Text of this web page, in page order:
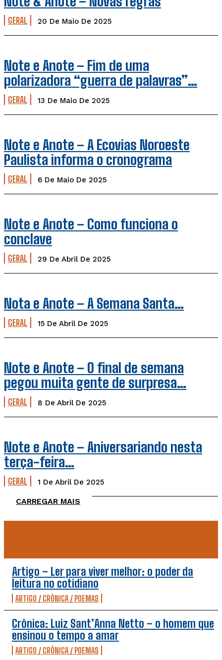
GERAL 20 De Maio De 2025
Note e Anote – Fim de uma
polarizadora “guerra de palavras”…
GERAL 13 De Maio De 2025
Note e Anote – A Ecovias Noroeste
Paulista informa o cronograma
GERAL 6 De Maio De 2025
Note e Anote – Como funciona o
conclave
GERAL 29 De Abril De 2025
Nota e Anote – A Semana Santa…
GERAL 15 De Abril De 2025
Note e Anote – O final de semana
pegou muita gente de surpresa…
GERAL 8 De Abril De 2025
Note e Anote – Aniversariando nesta
terça-feira…
GERAL 1 De Abril De 2025
CARREGAR MAIS
Artigo – Ler para viver melhor: o poder da
leitura no cotidiano
ARTIGO / CRÔNICA / POEMAS
Crônica: Luiz Sant’Anna Netto – o homem que
ensinou o tempo a amar
ARTIGO / CRÔNICA / POEMAS